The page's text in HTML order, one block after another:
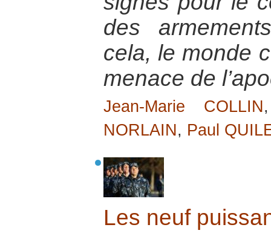
des
cela, le monde
menace de
Jean-Marie COLLIN
NORLAIN, Paul
Les neuf